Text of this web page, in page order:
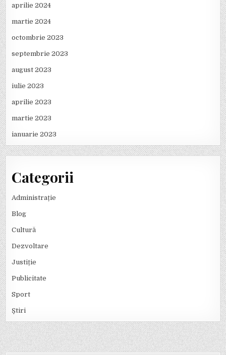
aprilie 2024
martie 2024
octombrie 2023
septembrie 2023
august 2023
iulie 2023
aprilie 2023
martie 2023
ianuarie 2023
Categorii
Administrație
Blog
Cultură
Dezvoltare
Justiție
Publicitate
Sport
Știri